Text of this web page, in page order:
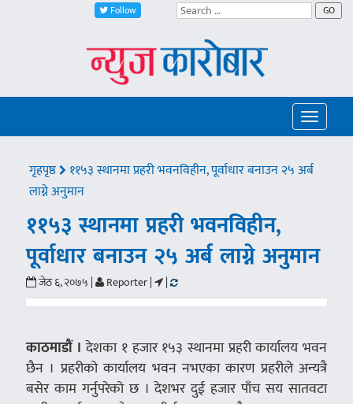
Follow GO
Toggle
गृहपृष्ठ
११५३ स्थानमा प्रहरी भवनविहीन, पूर्वाधार बनाउन २५ अर्ब
लाग्ने अनुमान
११५३ स्थानमा प्रहरी भवनविहीन,
पूर्वाधार बनाउन २५ अर्ब लाग्ने अनुमान
जेठ ६, २०७५ | Reporter | |
काठमाडौं । देशका १ हजार १५३ स्थानमा प्रहरी कार्यालय भवन
छैन । प्रहरीको कार्यालय भवन नभएका कारण प्रहरीले अन्यत्रै
बसेर काम गर्नुपरेको छ । देशभर दुई हजार पाँच सय सातवटा